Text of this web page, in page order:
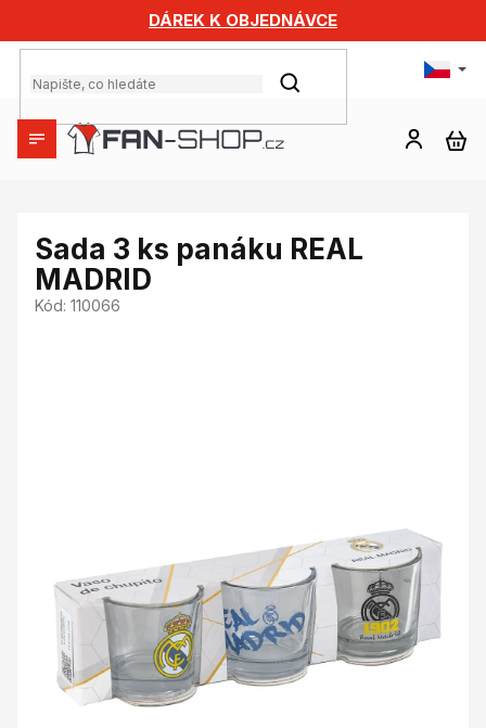
obsah
DÁREK K OBJEDNÁVCE
HLEDAT
Sada 3 ks panáku REAL
MADRID
Kód: 110066